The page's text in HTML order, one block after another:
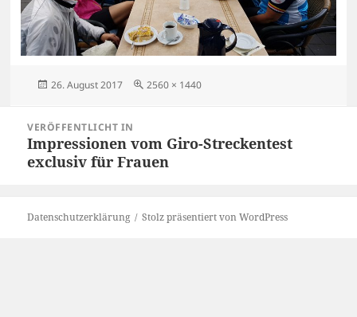
Veröffentlicht
26. August 2017 Originalgröße
2560 × 1440
VERÖFFENTLICHT IN
Impressionen vom Giro-Streckentest
exclusiv für Frauen
Datenschutzerklärung Stolz präsentiert von WordPress